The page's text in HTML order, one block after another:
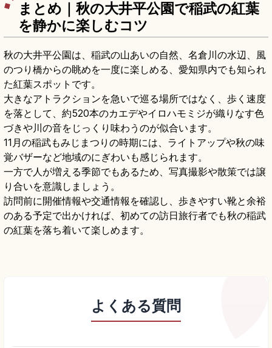
まとめ｜秋の大井平公園で稲武の紅葉
を静かに楽しむコツ
秋の大井平公園は、稲武の山あいの自然、名倉川の水辺、風
のつり橋からの眺めを一度に楽しめる、愛知県内でも知られ
た紅葉スポットです。
大きなアトラクションを急いで巡る場所ではなく、歩く速度
を落として、約520本のカエデやイロハモミジが織りなす色
づきや川の音をじっくり味わうのが似合います。
11月の稲武もみじまつりの時期には、ライトアップや秋の味
覚バザーなど地域のにぎわいも感じられます。
一方で人が増える季節でもあるため、写真撮影や散策では譲
り合いを意識しましょう。
訪問前に開催情報や交通情報を確認し、歩きやすい靴と余裕
のある予定で出かければ、初めての訪日旅行者でも秋の稲武
の紅葉を落ち着いて楽しめます。
よくある質問